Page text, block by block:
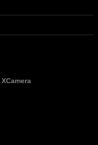
XCamera